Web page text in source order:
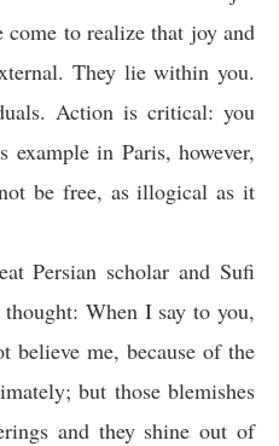
come to realize that joy and
They lie within you.
Action is critical: you
in Paris, however,
be free, as illogical as it
Persian scholar and Sufi
When I say to you,
believe me, because of the
but those blemishes
and they shine out of